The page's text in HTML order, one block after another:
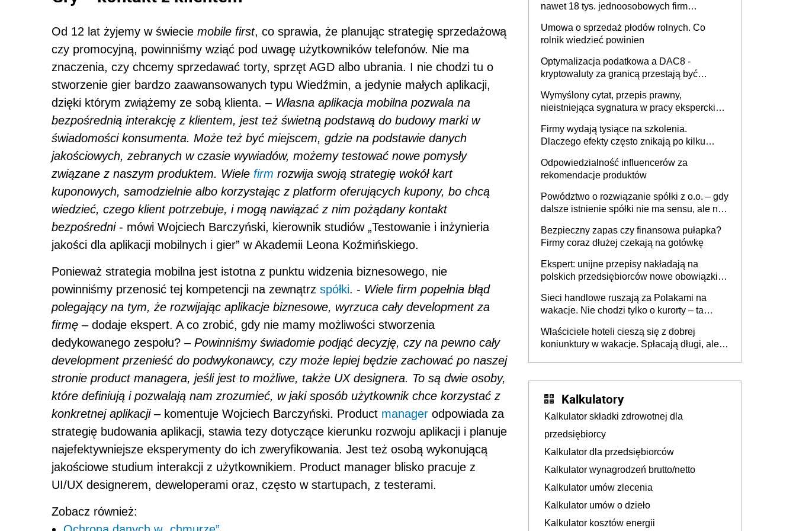
Od 12 lat żyjemy w świecie mobile first, co sprawia, że planując strategię sprzedażową
czy promocyjną, powinniśmy wziąć pod uwagę użytkowników telefonów. Nie ma
znaczenia, czy chcemy sprzedawać torty, sprzęt AGD albo ubrania. I nie chodzi tu o
stworzenie gier bardzo zaawansowanych typu Wiedźmin, a jedynie małych aplikacji,
dzięki którym zwiążemy ze sobą klienta. – Własna aplikacja mobilna pozwala na
bezpośrednią interakcję z klientem, jest też świetną podstawą do budowy marki w
świadomości konsumenta. Może też być miejscem, gdzie na podstawie danych
jakościowych, zebranych w czasie wywiadów, możemy testować nowe pomysły
związane z naszym produktem. Wiele firm rozwija swoją strategię wokół kart
kuponowych, samodzielnie albo korzystając z platform oferujących kupony, bo chcą
wiedzieć, czego klient potrzebuje, i mogą nawiązać z nim pożądany kontakt
bezpośredni - mówi Wojciech Barczyński, kierownik studiów „Testowanie i inżynieria
jakości dla aplikacji mobilnych i gier” w Akademii Leona Koźmińskiego.
Ponieważ strategia mobilna jest istotna z punktu widzenia biznesowego, nie
powinniśmy przenosić tej kompetencji na zewnątrz spółki. - Wiele firm popełnia błąd
polegający na tym, że rozwijając aplikacje biznesowe, wyrzuca cały development za
firmę – dodaje ekspert. A co zrobić, gdy nie mamy możliwości stworzenia
dedykowanego zespołu? – Powinniśmy świadomie podjąć decyzję, czy na pewno cały
development przenieść do podwykonawcy, czy może lepiej będzie zachować po naszej
stronie product managera, jeśli jest to możliwe, także UX designera. To są dwie osoby,
które definiują i pozwalają nam zrozumieć, w jaki sposób użytkownik chce korzystać z
konkretnej aplikacji – komentuje Wojciech Barczyński. Product manager odpowiada za
strategię budowania aplikacji, stawia tezy dotyczące kierunku rozwoju aplikacji i planuje
najefektywniejsze eksperymenty do ich zweryfikowania. Jest też osobą wykonującą
jakościowe studium interakcji z użytkownikiem. Product manager blisko pracuje z
UI/UX designerem, deweloperami oraz, często w startupach, z testerami.
Zobacz również:
nawet 18 tys. jednoosobowych firm
Umowa o sprzedaż płodów rolnych. Co
rolnik wiedzieć powinien
Optymalizacja podatkowa a DAC8 -
kryptowaluty za granicą przestają być
Wymyślony cytat, przepis prawny,
nieistniejąca sygnatura w pracy eksperckiej -
firmie
Firmy wydają tysiące na szkolenia.
Dlaczego efekty często znikają po kilku
Odpowiedzialność influencerów za
rekomendacje produktów
Powództwo o rozwiązanie spółki z o.o. – gdy
dalsze istnienie spółki nie ma sensu, ale nie
Bezpieczny zapas czy finansowa pułapka?
Firmy coraz dłużej czekają na gotówkę
Ekspert: unijne przepisy nakładają na
polskich przedsiębiorców nowe obowiązki w
Sieci handlowe ruszają za Polakami na
wakacje. Nie chodzi tylko o kurorty – ta
tam, gdzie wielu spędzi urlop po cichu
Właściciele hoteli cieszą się z dobrej
koniunktury w wakacje. Spłacają długi, ale
Kalkulatory
Kalkulator składki zdrowotnej dla
przedsiębiorcy
Kalkulator dla przedsiębiorców
Kalkulator wynagrodzeń brutto/netto
Kalkulator umów zlecenia
Kalkulator umów o dzieło
Kalkulator kosztów energii